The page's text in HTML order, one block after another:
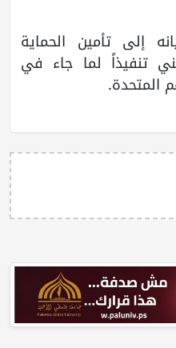
إلى تأمين الحماية
تنفيذاً لما جاء في
المتحدة.